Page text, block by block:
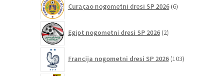
Curaçao nogometni dresi SP 2026 6izdelkov
Egipt nogometni dresi SP 2026 2izdelka
Francija nogometni dresi SP 2026 103izdelki